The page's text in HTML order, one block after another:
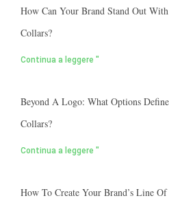
How Can Your Brand Stand Out
Collars?
Continua a leggere "
Beyond A Logo: What Options
Collars?
Continua a leggere "
How To Create Your Brand’s Line